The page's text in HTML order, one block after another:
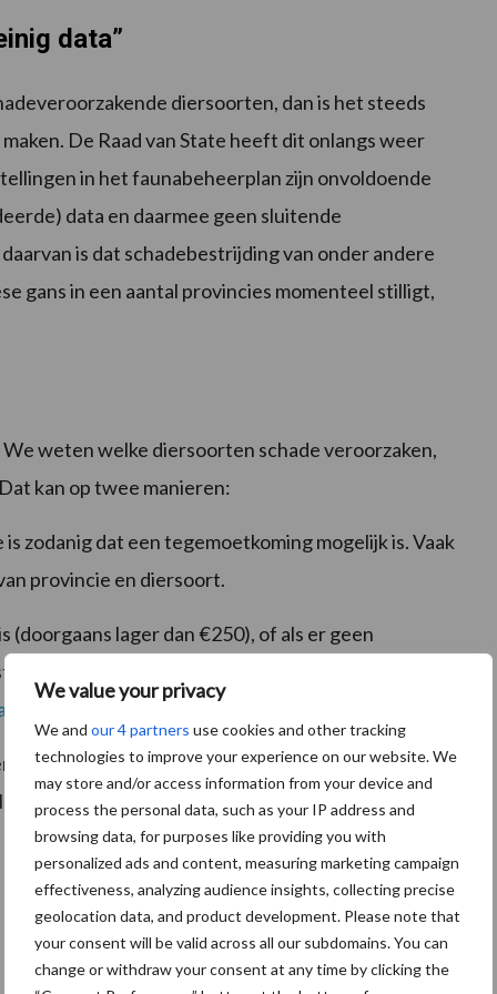
We value your privacy
We and our 4 partners use cookies and other tracking
technologies to improve your experience on our website. We
may store and/or access information from your device and
process the personal data, such as your IP address and
browsing data, for purposes like providing you with
personalized ads and content, measuring marketing campaign
effectiveness, analyzing audience insights, collecting precise
geolocation data, and product development. Please note that
your consent will be valid across all our subdomains. You can
change or withdraw your consent at any time by clicking the
data”
diersoorten, dan is het steeds
De Raad van State heeft dit onlangs weer
in het faunabeheerplan zijn onvoldoende
data en daarmee geen sluitende
is dat schadebestrijding van onder andere
gans in een aantal provincies momenteel stilligt,
We weten welke diersoorten schade veroorzaken,
kan op twee manieren:
is zodanig dat een tegemoetkoming mogelijk is. Vaak
provincie en diersoort.
(doorgaans lager dan €250), of als er geen
soorten, is het raadzaam om een melding te
Hier zijn geen kosten aan verbonden.
bij om schadelijk wild te kunnen blijven beheren.
schade melden is in de toekomst oogsten!